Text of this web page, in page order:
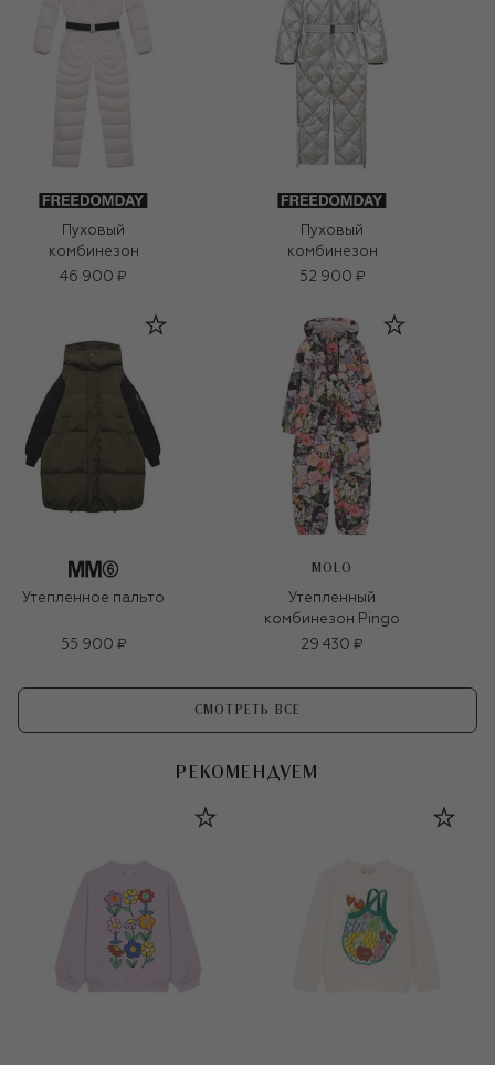
Пуховый
комбинезон
46 900 ₽
Пуховый
комбинезон
52 900 ₽
Утепленное пальто
55 900 ₽
MOLO
Утепленный
комбинезон Pingo
29 430 ₽
СМОТРЕТЬ ВСЕ
РЕКОМЕНДУЕМ